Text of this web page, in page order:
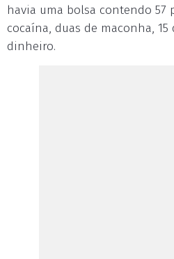
havia uma bolsa contendo 57
cocaína, duas de maconha, 15
dinheiro.